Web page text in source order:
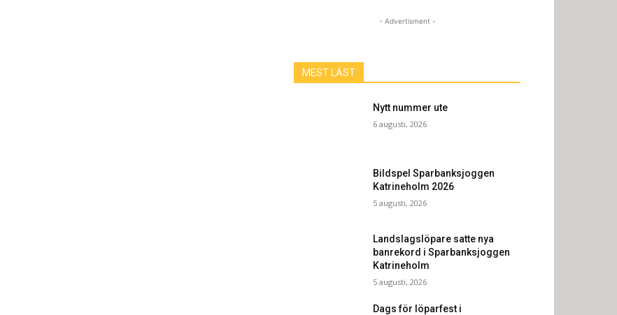
- Advertisment -
MEST LÄST
Nytt nummer ute
6 augusti, 2026
Bildspel Sparbanksjoggen
Katrineholm 2026
5 augusti, 2026
Landslagslöpare satte nya
banrekord i Sparbanksjoggen
Katrineholm
5 augusti, 2026
Dags för löparfest i